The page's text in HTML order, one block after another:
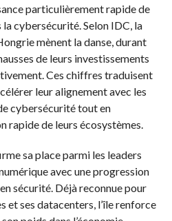
particulièrement rapide de
cybersécurité. Selon IDC, la
mènent la danse, durant
de leurs investissements
Ces chiffres traduisent
leur alignement avec les
cybersécurité tout en
rapide de leurs écosystèmes.
sa place parmi les leaders
avec une progression
sécurité. Déjà reconnue pour
et ses datacenters, l’île renforce